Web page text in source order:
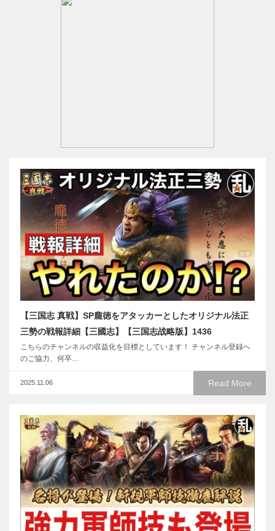
【三国志 真戦】SP龐徳をアタッカーとしたオリジナル法正
三勢の戦報詳細【三國志】【三国志战略版】1436
こちらのチャンネルの収益化を目標としています！ チャンネル登録へ
のご協力、何卒…
Read More
2025.11.06